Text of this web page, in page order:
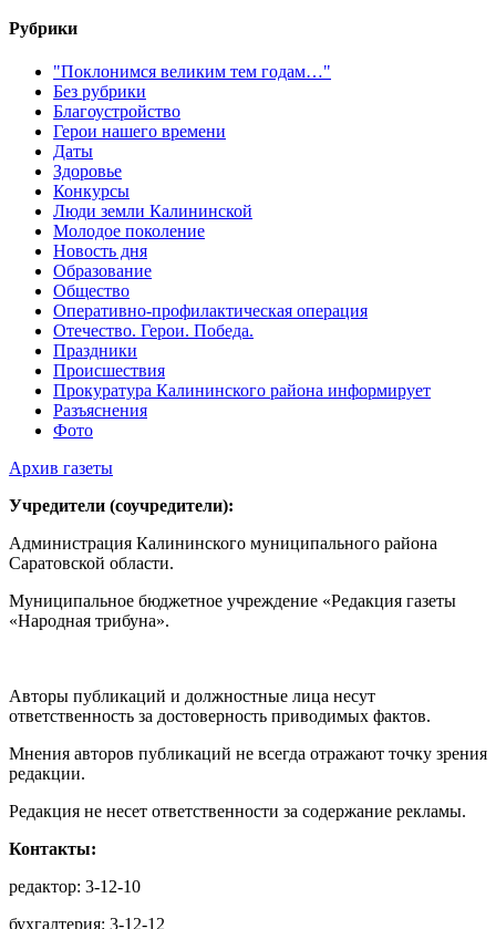
Рубрики
"Поклонимся великим тем годам…"
Без рубрики
Благоустройство
Герои нашего времени
Даты
Здоровье
Конкурсы
Люди земли Калининской
Молодое поколение
Новость дня
Образование
Общество
Оперативно-профилактическая операция
Отечество. Герои. Победа.
Праздники
Происшествия
Прокуратура Калининского района информирует
Разъяснения
Фото
Архив газеты
Учредители (соучредители):
Администрация Калининского муниципального района
Саратовской области.
Муниципальное бюджетное учреждение «Редакция газеты
«Народная трибуна».
Авторы публикаций и должностные лица несут
ответственность за достоверность приводимых фактов.
Мнения авторов публикаций не всегда отражают точку зрения
редакции.
Редакция не несет ответственности за содержание рекламы.
Контакты:
редактор: 3-12-10
бухгалтерия: 3-12-12